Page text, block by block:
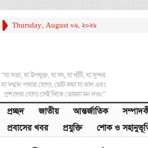
Thursday, August 06, 2026
“যা সত্য, যা উপযুক্ত, যা সৎ, যা খাঁটি, যা সুন্দর
যা সম্মান পাবার যোগ্য, মোট কথা যা ভাল এবং
প্রশংসার যোগ্য সেই দিকে তোমরা মন দাও।”
প্রচ্ছদ জাতীয় আন্তর্জাতিক
প্রবাসের খবর
প্রযুক্তি শোক ও